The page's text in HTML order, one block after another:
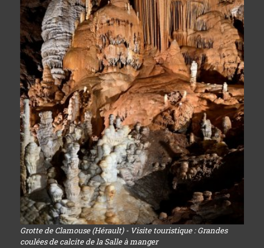
Grotte de Clamouse (Hérault) - Visite touristique : Grandes
coulées de calcite de la Salle à manger